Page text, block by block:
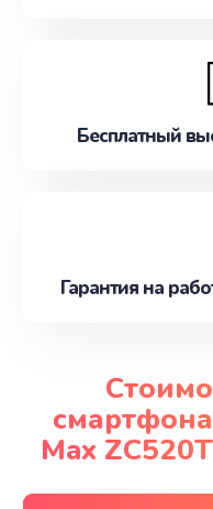
Бесплатный
Гарантия на
Max